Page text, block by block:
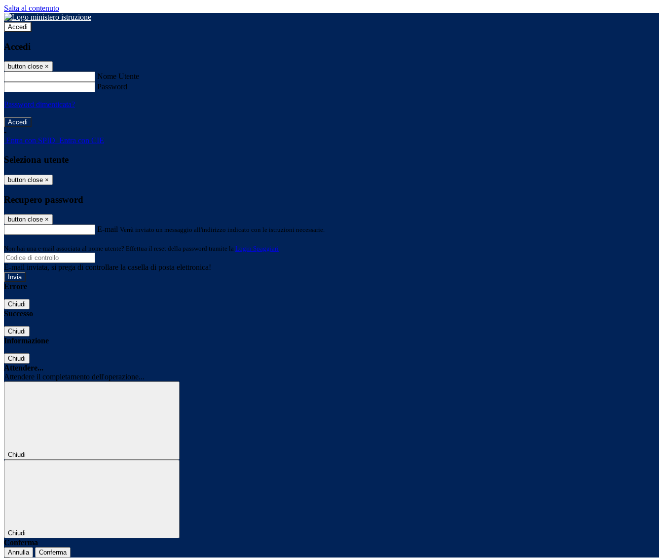
Salta al contenuto
Accedi
Accedi
button close ×
Nome Utente
Password
Password dimenticata?
-
Entra con SPID Entra con CIE
Seleziona utente
button close ×
Recupero password
button close ×
E-mail Verrà inviato un messaggio all'indirizzo indicato con le istruzioni necessarie.
Non hai una e-mail associata al nome utente? Effettua il reset della password tramite la Login Spaggiari
E-mail inviata, si prega di controllare la casella di posta elettronica!
Errore
Chiudi
Successo
Chiudi
Informazione
Chiudi
Attendere...
Attendere il completamento dell'operazione...
Chiudi
Chiudi
Conferma
Annulla Conferma